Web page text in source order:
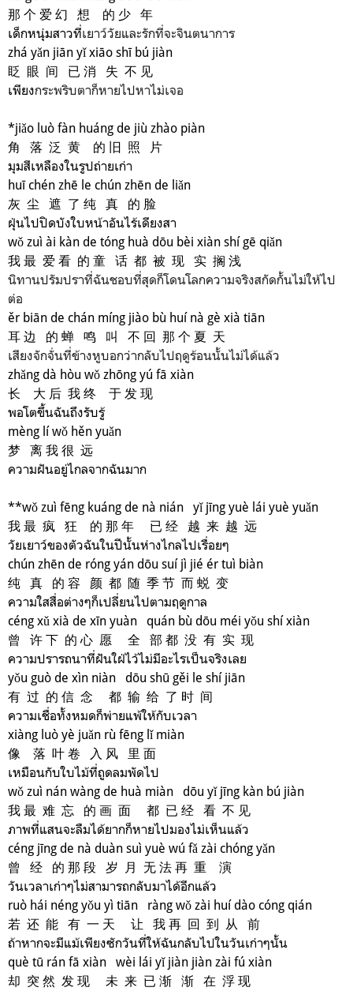
那 个 爱 幻 想 的 少 年
เด็กหนุ่มสาวที่เยาว์วัยและรักที่จะจินตนาการ
zhá yǎn jiān yǐ xiāo shī bú jiàn
眨 眼 间 已 消 失 不 见
เพียงกระพริบตาก็หายไปหาไม่เจอ
*jiǎo luò fàn huáng de jiù zhào piàn
角 落 泛 黄 的 旧 照 片
มุมสีเหลืองในรูปถ่ายเก่า
huī chén zhē le chún zhēn de liǎn
灰 尘 遮 了 纯 真 的 脸
ฝุ่นไปปิดบังใบหน้าอันไร้เดียงสา
wǒ zuì ài kàn de tóng huà dōu bèi xiàn shí gē qiǎn
我 最 爱 看 的 童 话 都 被 现 实 搁 浅
นิทานปรัมปราที่ฉันชอบที่สุดก็โดนโลกความจริงสกัดกั้นไม่ให้ไป
ต่อ
ěr biān de chán míng jiào bù huí nà gè xià tiān
耳 边 的 蝉 鸣 叫 不 回 那 个 夏 天
เสียงจักจั่นที่ข้างหูบอกว่ากลับไปฤดูร้อนนั้นไม่ได้แล้ว
zhǎng dà hòu wǒ zhōng yú fā xiàn
长 大 后 我 终 于 发 现
พอโตขึ้นฉันถึงรับรู้
mèng lí wǒ hěn yuǎn
梦 离 我 很 远
ความฝันอยู่ไกลจากฉันมาก
**wǒ zuì fēng kuáng de nà nián yǐ jīng yuè lái yuè yuǎn
我 最 疯 狂 的 那 年 已 经 越 来 越 远
วัยเยาว์ของตัวฉันในปีนั้นห่างไกลไปเรื่อยๆ
chún zhēn de róng yán dōu suí jì jié ér tuì biàn
纯 真 的 容 颜 都 随 季 节 而 蜕 变
ความใสสื่อต่างๆก็เปลี่ยนไปตามฤดูกาล
céng xǔ xià de xīn yuàn quán bù dōu méi yǒu shí xiàn
曾 许 下 的 心 愿 全 部 都 没 有 实 现
ความปรารถนาที่ฝันใฝ่ไว้ไม่มีอะไรเป็นจริงเลย
yǒu guò de xìn niàn dōu shū gěi le shí jiān
有 过 的 信 念 都 输 给 了 时 间
ความเชื่อทั้งหมดก็พ่ายแพ้ให้กับเวลา
xiàng luò yè juǎn rù fēng lǐ miàn
像 落 叶 卷 入 风 里 面
เหมือนกับใบไม้ที่ถูดลมพัดไป
wǒ zuì nán wàng de huà miàn dōu yǐ jīng kàn bú jiàn
我 最 难 忘 的 画 面 都 已 经 看 不 见
ภาพที่แสนจะลืมได้ยากก็หายไปมองไม่เห็นแล้ว
céng jīng de nà duàn suì yuè wú fǎ zài chóng yǎn
曾 经 的 那 段 岁 月 无 法 再 重 演
วันเวลาเก่าๆไม่สามารถกลับมาได้อีกแล้ว
ruò hái néng yǒu yì tiān ràng wǒ zài huí dào cóng qián
若 还 能 有 一 天 让 我 再 回 到 从 前
ถ้าหากจะมีแม้เพียงซักวันที่ให้ฉันกลับไปในวันเก่าๆนั้น
què tū rán fā xiàn wèi lái yǐ jiàn jiàn zài fú xiàn
却 突 然 发 现 未 来 已 渐 渐 在 浮 现